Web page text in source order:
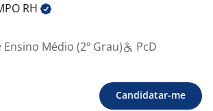
RH
Ensino Médio (2º Grau)
PcD
Candidatar-me